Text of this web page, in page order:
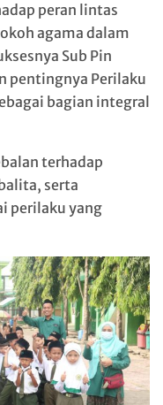
peran lintas
agama dalam
Sub Pin
pentingnya Perilaku
bagian integral
terhadap
serta
perilaku yang